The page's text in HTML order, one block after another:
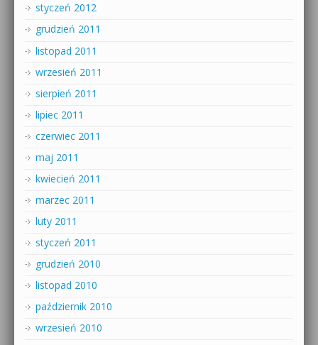
styczeń 2012
grudzień 2011
listopad 2011
wrzesień 2011
sierpień 2011
lipiec 2011
czerwiec 2011
maj 2011
kwiecień 2011
marzec 2011
luty 2011
styczeń 2011
grudzień 2010
listopad 2010
październik 2010
wrzesień 2010